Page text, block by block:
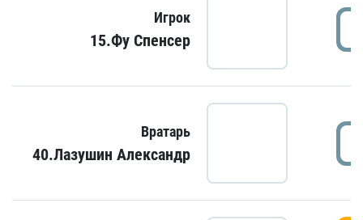
Игрок
15.Фу Спенсер
Вратарь
40.Лазушин Александр